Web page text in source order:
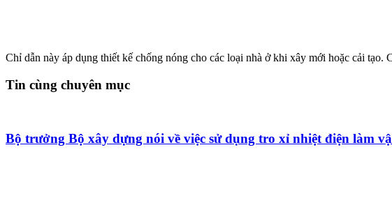
Chỉ dẫn này áp dụng thiết kế chống nóng cho các loại nhà ở khi xây mới hoặc cải
Tin cùng chuyên mục
Bộ trưởng Bộ xây dựng nói về việc sử dụng tro xỉ nhiệt điện làm